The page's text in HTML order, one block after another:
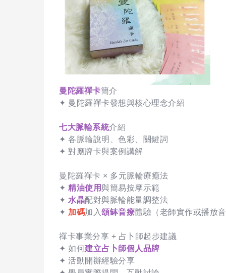
曼陀羅禪卡簡介
✦ 曼陀羅禪卡發想與核心理念介紹
七大脈輪系統介紹
✦ 各脈輪說明、色彩、關鍵詞
✦ 對應牌卡與案例講解
曼陀羅禪卡 × 多元脈輪療癒法
✦ 精油使用與簡易按摩示範
✦ 水晶配對與脈輪能量調整法
✦ 加碼加入頌缽音療體驗（老師實作或播放
禪卡事業分享 + 占卜師起步建議
✦ 如何建立占卜師個人品牌
✦ 活動開辦經驗分享